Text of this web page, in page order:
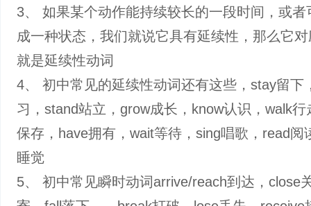
3、 如果某个动作能持续较长的一段时间，或者
成一种状态，我们就说它具有延续性，那么它
就是延续性动词
4、 初中常见的延续性动词还有这些，stay留下
习，stand站立，grow成长，know认识，walk行
保存，have拥有，wait等待，sing唱歌，read阅
睡觉
5、 初中常见瞬时动词arrive/reach到达，close